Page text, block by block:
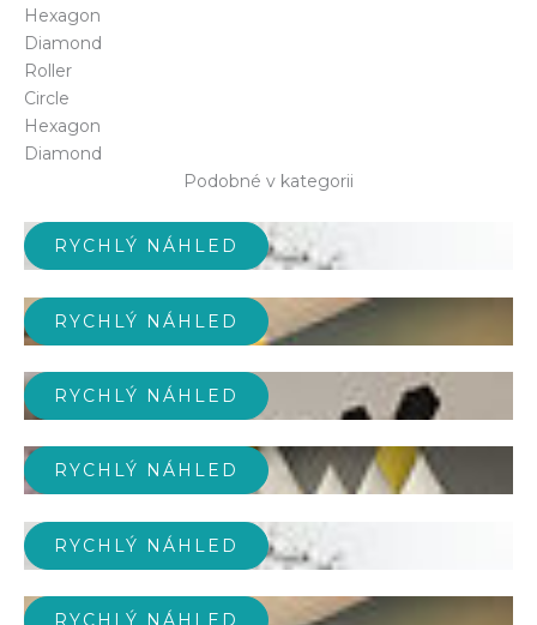
Hexagon
Diamond
Roller
Circle
Hexagon
Diamond
Podobné v kategorii
RYCHLÝ NÁHLED
RYCHLÝ NÁHLED
RYCHLÝ NÁHLED
RYCHLÝ NÁHLED
RYCHLÝ NÁHLED
RYCHLÝ NÁHLED